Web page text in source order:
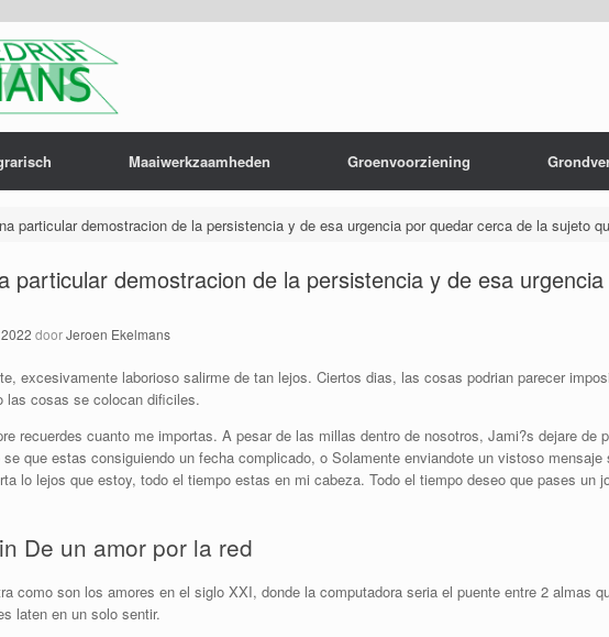
Maaiwerkzaamheden Groenvoorziening
particular demostracion de la persistencia y de esa urgencia por quedar cerca de la sujeto
particular demostracion de la persistencia y de esa
doorJeroen Ekelmans
excesivamente laborioso salirme de tan lejos. Ciertos dias, las cosas podri­an parecer
las cosas se colocan dificiles.
recuerdes cuanto me importas. A pesar de las millas dentro de nosotros, Jami?s dejare de
que estas consiguiendo un fecha complicado, o Solamente enviandote un vistoso
lo lejos que estoy, todo el tiempo estas en mi cabeza. Todo el tiempo deseo que pases un
De un amor por la red
como son los amores en el siglo XXI, donde la computadora seri­a el puente entre 2 almas
laten en un solo sentir.